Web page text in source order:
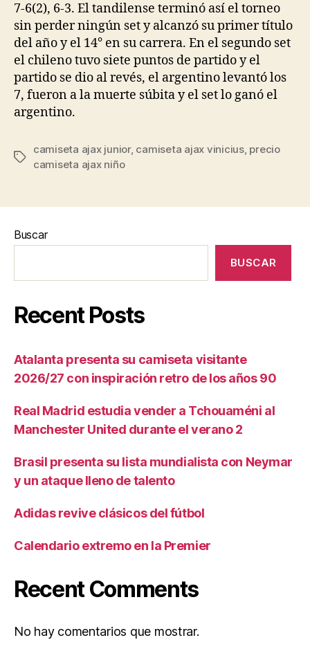
7-6(2), 6-3. El tandilense terminó así el torneo
sin perder ningún set y alcanzó su primer título
del año y el 14° en su carrera. En el segundo set
el chileno tuvo siete puntos de partido y el
partido se dio al revés, el argentino levantó los
7, fueron a la muerte súbita y el set lo ganó el
argentino.
Etiquetas
camiseta ajax junior, camiseta ajax vinicius, precio
camiseta ajax niño
Buscar
BUSCAR
Recent Posts
Atalanta presenta su camiseta visitante
2026/27 con inspiración retro de los años 90
Real Madrid estudia vender a Tchouaméni al
Manchester United durante el verano 2
Brasil presenta su lista mundialista con Neymar
y un ataque lleno de talento
Adidas revive clásicos del fútbol
Calendario extremo en la Premier
Recent Comments
No hay comentarios que mostrar.